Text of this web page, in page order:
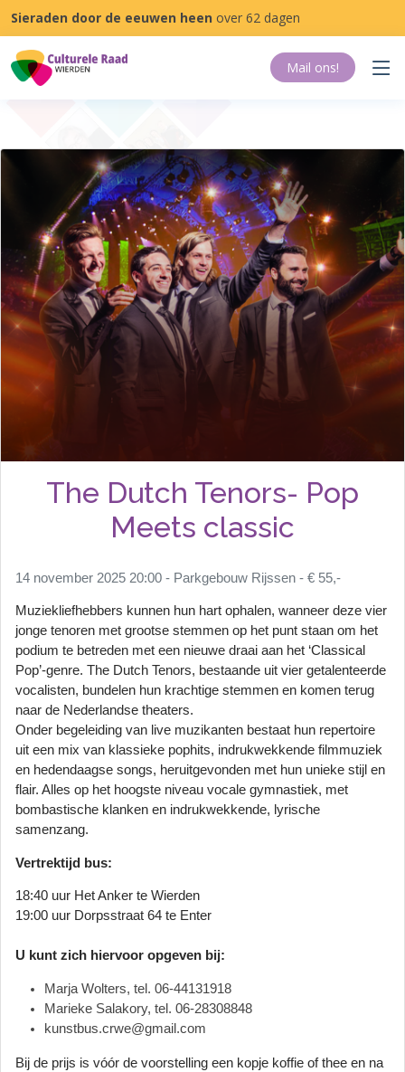
Sieraden door de eeuwen heen over 62 dagen
Mail ons!
The Dutch Tenors- Pop
Meets classic
14 november 2025 20:00 - Parkgebouw Rijssen - € 55,-
Muziekliefhebbers kunnen hun hart ophalen, wanneer deze vier
jonge tenoren met grootse stemmen op het punt staan om het
podium te betreden met een nieuwe draai aan het ‘Classical
Pop’-genre. The Dutch Tenors, bestaande uit vier getalenteerde
vocalisten, bundelen hun krachtige stemmen en komen terug
naar de Nederlandse theaters.
Onder begeleiding van live muzikanten bestaat hun repertoire
uit een mix van klassieke pophits, indrukwekkende filmmuziek
en hedendaagse songs, heruitgevonden met hun unieke stijl en
flair. Alles op het hoogste niveau vocale gymnastiek, met
bombastische klanken en indrukwekkende, lyrische
samenzang.
Vertrektijd bus:
18:40 uur Het Anker te Wierden
19:00 uur Dorpsstraat 64 te Enter
U kunt zich hiervoor opgeven bij:
Marja Wolters, tel. 06-44131918
Marieke Salakory, tel. 06-28308848
kunstbus.crwe@gmail.com
Bij de prijs is vóór de voorstelling een kopje koffie of thee en na